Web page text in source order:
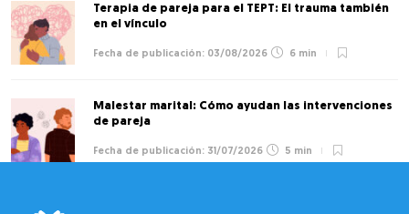
Terapia de pareja para el TEPT: El trauma también
en el vínculo
03/08/2026 6 min
Malestar marital: Cómo ayudan las intervenciones
de pareja
31/07/2026 5 min